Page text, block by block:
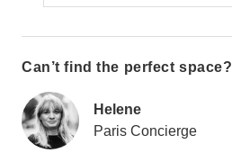
Can’t find the perfect space?
Helene
Paris Concierge